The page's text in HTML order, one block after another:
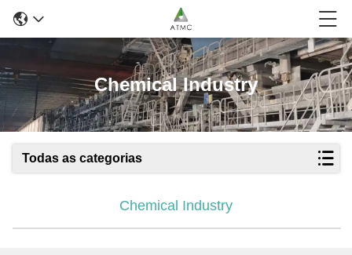
Chemical Industry
Todas as categorias
Chemical Industry